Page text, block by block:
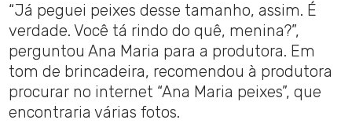
“Já peguei peixes desse tamanho, assim. É
verdade. Você tá rindo do quê, menina?”,
perguntou Ana Maria para a produtora. Em
tom de brincadeira, recomendou à produtora
procurar no internet “Ana Maria peixes”, que
encontraria várias fotos.